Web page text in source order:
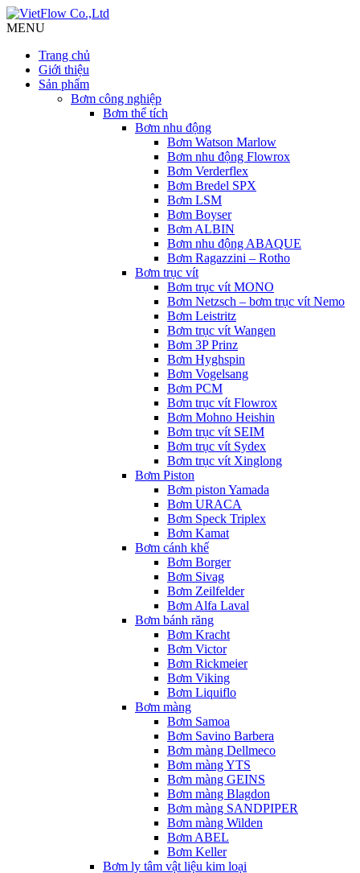
MENU
Trang chủ
Giới thiệu
Sản phẩm
Bơm công nghiệp
Bơm thể tích
Bơm nhu động
Bơm Watson Marlow
Bơm nhu động Flowrox
Bơm Verderflex
Bơm Bredel SPX
Bơm LSM
Bơm Boyser
Bơm ALBIN
Bơm nhu động ABAQUE
Bơm Ragazzini – Rotho
Bơm trục vít
Bơm trục vít MONO
Bơm Netzsch – bơm trục vít Nemo
Bơm Leistritz
Bơm trục vít Wangen
Bơm 3P Prinz
Bơm Hyghspin
Bơm Vogelsang
Bơm PCM
Bơm trục vít Flowrox
Bơm Mohno Heishin
Bơm trục vít SEIM
Bơm trục vít Sydex
Bơm trục vít Xinglong
Bơm Piston
Bơm piston Yamada
Bơm URACA
Bơm Speck Triplex
Bơm Kamat
Bơm cánh khế
Bơm Borger
Bơm Sivag
Bơm Zeilfelder
Bơm Alfa Laval
Bơm bánh răng
Bơm Kracht
Bơm Victor
Bơm Rickmeier
Bơm Viking
Bơm Liquiflo
Bơm màng
Bơm Samoa
Bơm Savino Barbera
Bơm màng Dellmeco
Bơm màng YTS
Bơm màng GEINS
Bơm màng Blagdon
Bơm màng SANDPIPER
Bơm màng Wilden
Bơm ABEL
Bơm Keller
Bơm ly tâm vật liệu kim loại